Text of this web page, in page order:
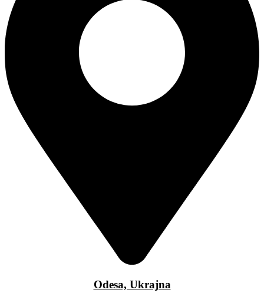
Odesa, Ukrajna